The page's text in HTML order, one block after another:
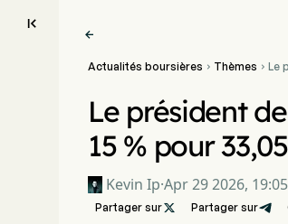


Actualités boursières  Thèmes  Le
le
Le président
15 % pour
Kevin Ip·Apr 29 2026, 19:05
Partager sur Partager sur